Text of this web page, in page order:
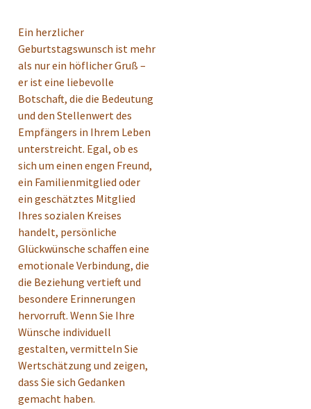
Ein herzlicher
Geburtstagswunsch ist mehr
als nur ein höflicher Gruß –
er ist eine liebevolle
Botschaft, die die Bedeutung
und den Stellenwert des
Empfängers in Ihrem Leben
unterstreicht. Egal, ob es
sich um einen engen Freund,
ein Familienmitglied oder
ein geschätztes Mitglied
Ihres sozialen Kreises
handelt, persönliche
Glückwünsche schaffen eine
emotionale Verbindung, die
die Beziehung vertieft und
besondere Erinnerungen
hervorruft. Wenn Sie Ihre
Wünsche individuell
gestalten, vermitteln Sie
Wertschätzung und zeigen,
dass Sie sich Gedanken
gemacht haben.